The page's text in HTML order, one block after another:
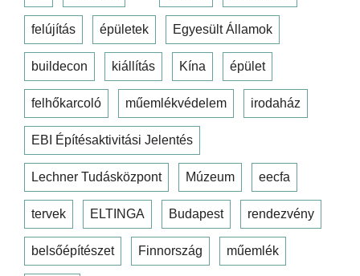
felújítás épületek Egyesült Államok
buildecon kiállítás Kína épület
felhőkarcoló műemlékvédelem irodaház
EBI Építésaktivitási Jelentés
Lechner Tudásközpont Múzeum eecfa
tervek ELTINGA Budapest rendezvény
belsőépítészet Finnország műemlék